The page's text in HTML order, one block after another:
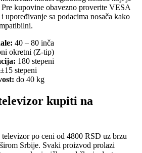
kupovine obavezno proverite VESA
upoređivanje sa podacima nosača kako
40 – 80 inča
okretni (Z-tip)
180 stepeni
±15 stepeni
do 40 kg
kupiti na
po ceni od 4800 RSD uz brzu
Srbije. Svaki proizvod prolazi